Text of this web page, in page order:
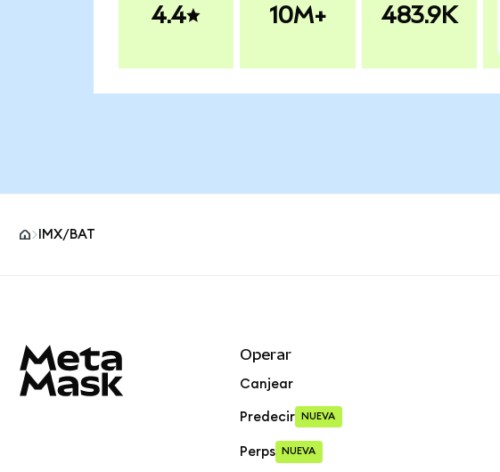
4.4 10M+ 483.9K
IMX/BAT
Operar
Canjear
Predecir NUEVA
Perps NUEVA